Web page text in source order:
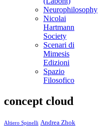
Neurophilosophy
Nicolai
Hartmann
Society
Scenari di
Mimesis
Edizioni
Spazio
Filosofico
concept cloud
Altiero Spinelli Andrea Zhok